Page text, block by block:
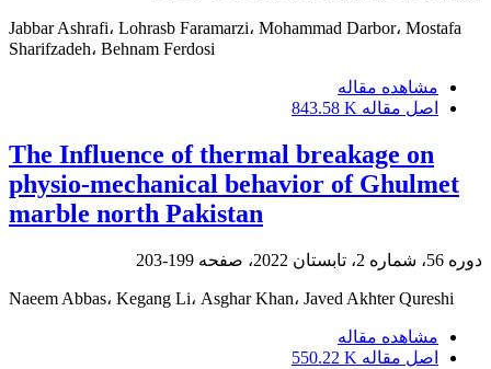
Jabbar Ashrafi، Lohrasb Faramarzi، Mohammad Darbor، Mostafa
Sharifzadeh، Behnam Ferdosi
مشاهده مقاله
اصل مقاله 843.58 K
The Influence of thermal breakage on
physio-mechanical behavior of Ghulmet
marble north Pakistan
دوره 56، شماره 2، تابستان 2022، صفحه 199-203
Naeem Abbas، Kegang Li، Asghar Khan، Javed Akhter Qureshi
مشاهده مقاله
اصل مقاله 550.22 K